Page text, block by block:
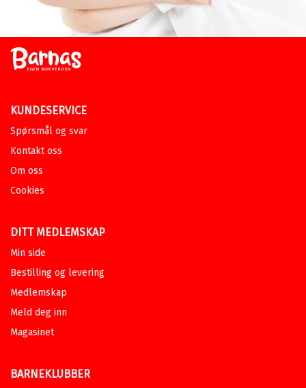
KUNDESERVICE
Spørsmål og svar
Kontakt oss
Om oss
Cookies
DITT MEDLEMSKAP
Min side
Bestilling og levering
Medlemskap
Meld deg inn
Magasinet
BARNEKLUBBER